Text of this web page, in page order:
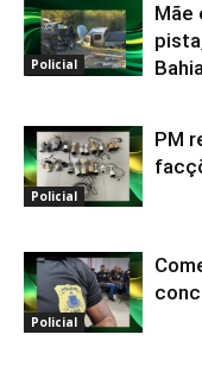
Policial
Mãe
Policial
PM
Policial